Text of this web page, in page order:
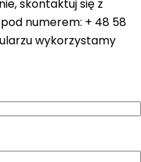
skontaktuj się z
numerem: + 48 58
wykorzystamy